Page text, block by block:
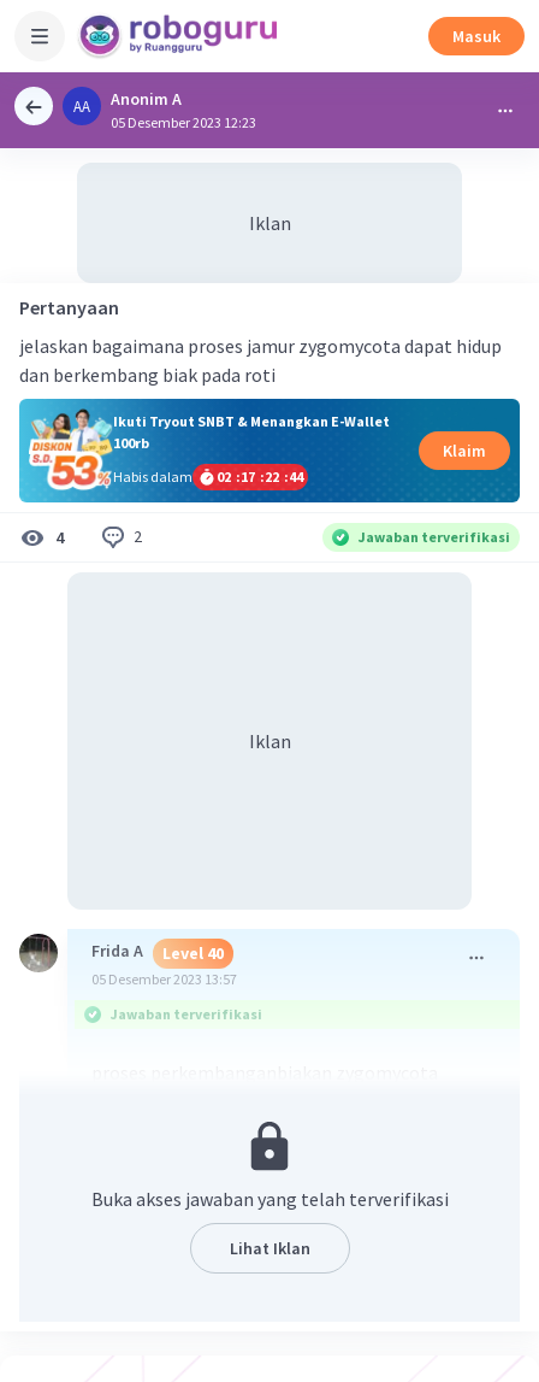
Masuk
AA Anonim A
05 Desember 2023 12:23
Iklan
Pertanyaan
jelaskan bagaimana proses jamur zygomycota dapat hidup
dan berkembang biak pada roti
Ikuti Tryout SNBT & Menangkan E-Wallet
100rb
Habis dalam
02 :17 :22 :44
Klaim
4 2 Jawaban terverifikasi
Iklan
Frida A Level 40
05 Desember 2023 13:57
Jawaban terverifikasi
perkembangbiakan seksual dengan
gametangiogami dari dua hifa yang saling sesuai
dengan menghasilkan zigospora, sedangkan
perkembangbiakan aseksual dilakukan dengan
membentuk spora tak berflagel yang berupa
Buka akses jawaban yang telah terverifikasi
Lihat Iklan